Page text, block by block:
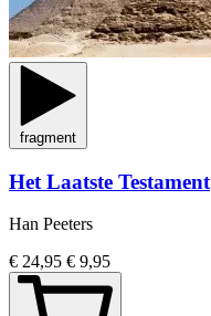
fragment
Het Laatste Testament
Han Peeters
€ 24,95 € 9,95